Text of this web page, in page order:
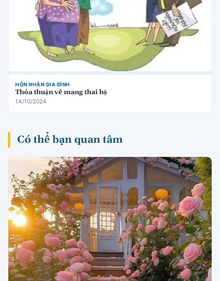
HÔN NHÂN GIA ĐÌNH
Thỏa thuận về mang thai hộ
14/10/2024
Có thể bạn quan tâm